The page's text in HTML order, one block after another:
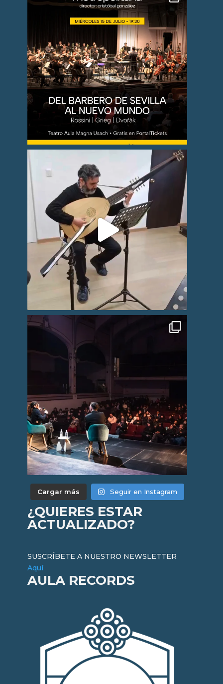
Cargar más Seguir en Instagram
¿QUIERES ESTAR
ACTUALIZADO?
SUSCRÍBETE A NUESTRO NEWSLETTER
Aquí
AULA RECORDS